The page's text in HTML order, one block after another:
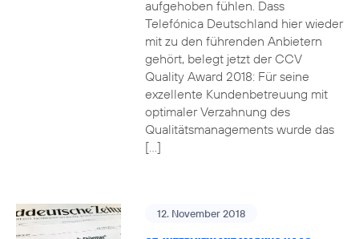
aufgehoben fühlen. Dass
Telefónica Deutschland hier wieder
mit zu den führenden Anbietern
gehört, belegt jetzt der CCV
Quality Award 2018: Für seine
exzellente Kundenbetreuung mit
optimaler Verzahnung des
Qualitätsmanagements wurde das
[…]
12. November 2018